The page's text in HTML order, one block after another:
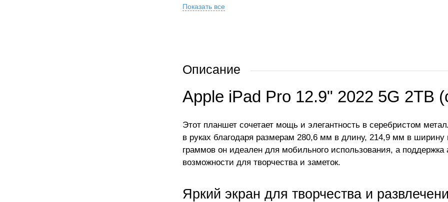
Показать все
Описание
Apple iPad Pro 12.9" 2022 5G 2TB
Этот планшет сочетает мощь и элегантность в серебристом
в руках благодаря размерам 280,6 мм в длину, 214,9 мм в
граммов он идеален для мобильного использования, а поддержка
возможности для творчества и заметок.
Яркий экран для творчества и